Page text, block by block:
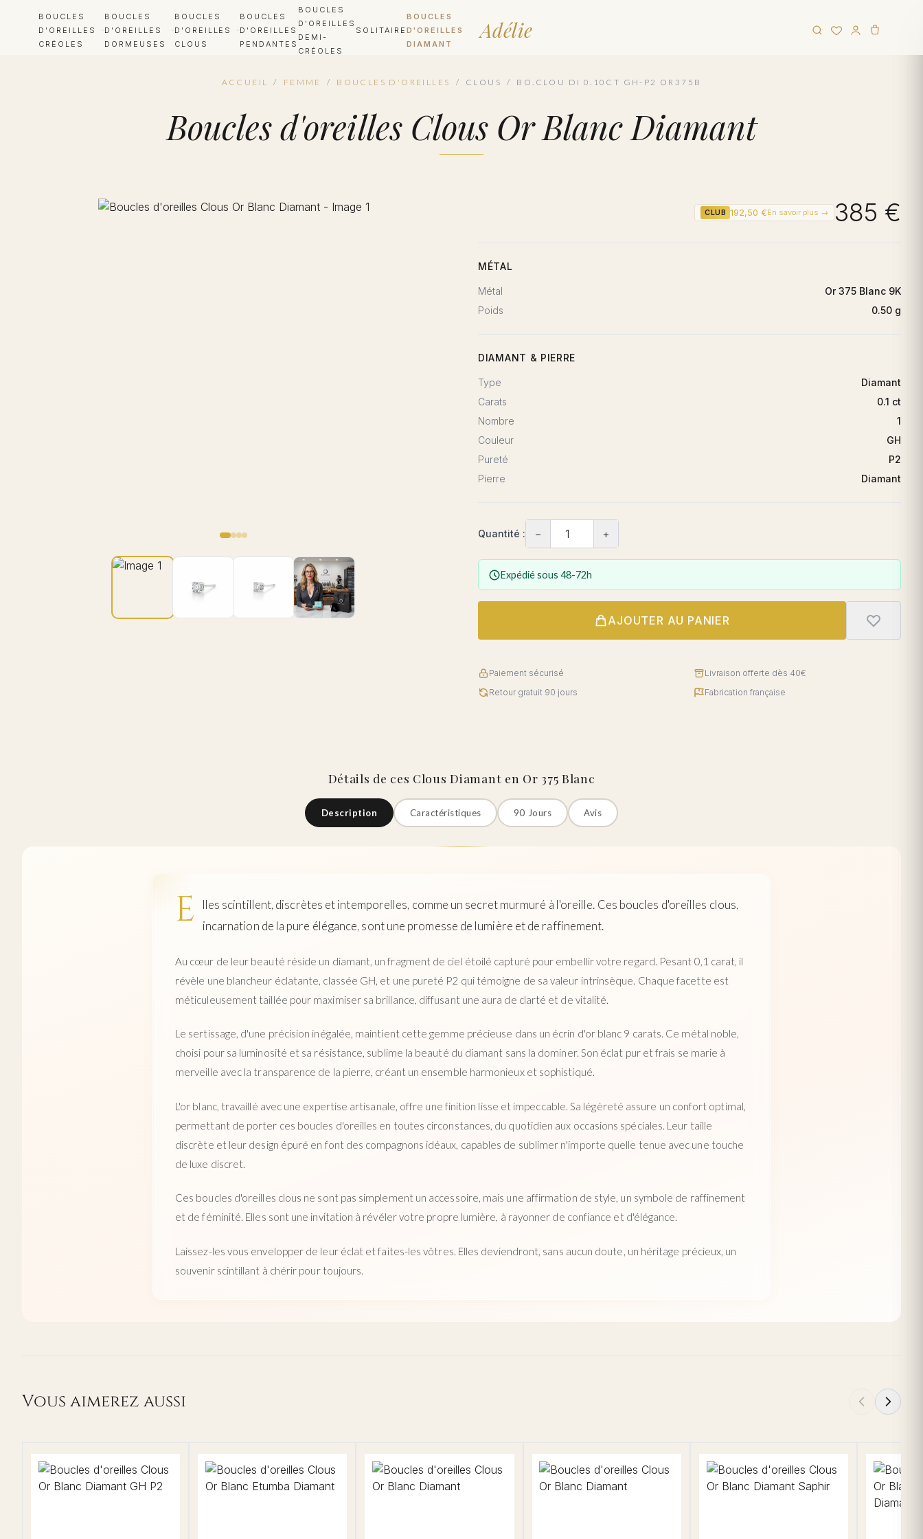
BOUCLES
D'OREILLES
CRÉOLES
BOUCLES
D'OREILLES
DORMEUSES
BOUCLES
D'OREILLES
CLOUS
BOUCLES
D'OREILLES
PENDANTES
BOUCLES
D'OREILLES
DEMI-
CRÉOLES
SOLITAIRE
BOUCLES
D'OREILLES
DIAMANT
Adélie
ACCUEIL / FEMME / BOUCLES D'OREILLES / CLOUS / BO.CLOU DI 0.10CT GH-P2 OR375B
Boucles d'oreilles Clous Or Blanc Diamant
CLUB 192,50 €En savoir plus → 385 €
MÉTAL
Métal
Or 375 Blanc 9K
Poids
0.50 g
DIAMANT & PIERRE
Type
Diamant
Carats
0.1 ct
Nombre
1
Couleur
GH
Pureté
P2
Pierre
Diamant
Quantité : − +
Expédié sous 48-72h
AJOUTER AU PANIER
Paiement sécurisé
Livraison offerte dès 40€
Retour gratuit 90 jours
Fabrication française
Détails de ces Clous Diamant en Or 375 Blanc
Description Caractéristiques 90 Jours Avis
E
lles scintillent, discrètes et intemporelles, comme un secret murmuré à l'oreille. Ces boucles d'oreilles clous,
incarnation de la pure élégance, sont une promesse de lumière et de raffinement.
Au cœur de leur beauté réside un diamant, un fragment de ciel étoilé capturé pour embellir votre regard. Pesant 0,1 carat, il
révèle une blancheur éclatante, classée GH, et une pureté P2 qui témoigne de sa valeur intrinsèque. Chaque facette est
méticuleusement taillée pour maximiser sa brillance, diffusant une aura de clarté et de vitalité.
Le sertissage, d'une précision inégalée, maintient cette gemme précieuse dans un écrin d'or blanc 9 carats. Ce métal noble,
choisi pour sa luminosité et sa résistance, sublime la beauté du diamant sans la dominer. Son éclat pur et frais se marie à
merveille avec la transparence de la pierre, créant un ensemble harmonieux et sophistiqué.
L'or blanc, travaillé avec une expertise artisanale, offre une finition lisse et impeccable. Sa légèreté assure un confort optimal,
permettant de porter ces boucles d'oreilles en toutes circonstances, du quotidien aux occasions spéciales. Leur taille
discrète et leur design épuré en font des compagnons idéaux, capables de sublimer n'importe quelle tenue avec une touche
de luxe discret.
Ces boucles d'oreilles clous ne sont pas simplement un accessoire, mais une affirmation de style, un symbole de raffinement
et de féminité. Elles sont une invitation à révéler votre propre lumière, à rayonner de confiance et d'élégance.
Laissez-les vous envelopper de leur éclat et faites-les vôtres. Elles deviendront, sans aucun doute, un héritage précieux, un
souvenir scintillant à chérir pour toujours.
Vous aimerez aussi